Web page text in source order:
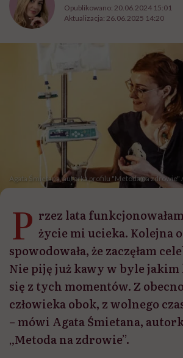
Opublikowano: 20.06.2024 15:01
Aktualizacja: 26.06.2025 14:20
Agata Śmietana, autorka profilu "Metoda na
P rzez lata
życie mi ucieka. Kolejna
spowodowała, że zaczęłam
Nie piję już kawy w byle jakim
się z tych momentów. Z
człowieka obok, z wolnego
– mówi Agata Śmietana,
„Metoda na zdrowie”.